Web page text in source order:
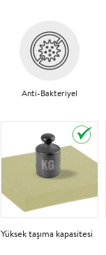
Anti-Bakteriyel
Yüksek taşıma kapasitesi